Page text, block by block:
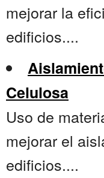
mejorar la
edificios....
Celulosa
Uso de
mejorar el
edificios....